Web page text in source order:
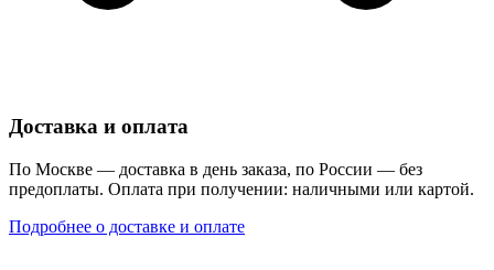
Доставка и оплата
По Москве — доставка в день заказа, по России — без
предоплаты. Оплата при получении: наличными или картой.
Подробнее о доставке и оплате